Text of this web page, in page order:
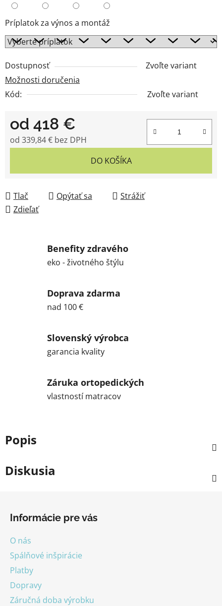
Príplatok za výnos a montáž
Dostupnosť
Zvoľte variant
Možnosti doručenia
Kód:
Zvoľte variant
od 418 €
od 339,84 € bez DPH
DO KOŠÍKA
Tlač Opýtať sa
Strážiť
Zdieľať
Benefity zdravého
eko - životného štýlu
Doprava zdarma
nad 100 €
Slovenský výrobca
garancia kvality
Záruka ortopedických
vlastností matracov
Popis
Diskusia
Informácie pre vás
O nás
Spálňové inšpirácie
Platby
Dopravy
Záručná doba výrobku